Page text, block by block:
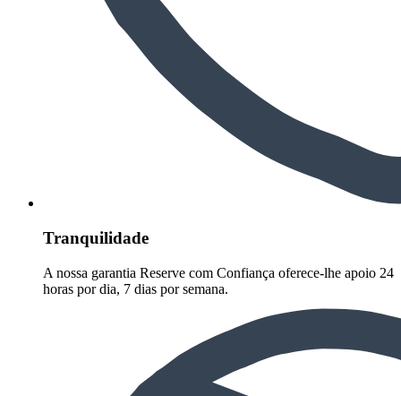
Tranquilidade
A nossa garantia Reserve com Confiança oferece-lhe apoio 24
horas por dia, 7 dias por semana.